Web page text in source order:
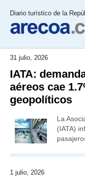
Diario turístico de la
31 julio, 2026
IATA:
aéreos cae
geopolíticos
La
(IATA)
1 julio, 2026